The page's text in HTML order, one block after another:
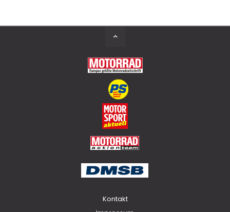
Kontakt
Back